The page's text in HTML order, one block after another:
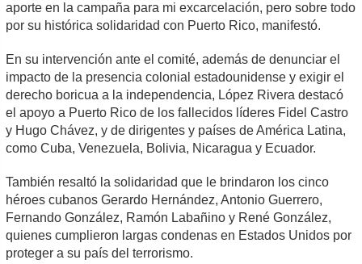
aporte en la campaña para mi excarcelación, pero sobre todo
por su histórica solidaridad con Puerto Rico, manifestó.
En su intervención ante el comité, además de denunciar el
impacto de la presencia colonial estadounidense y exigir el
derecho boricua a la independencia, López Rivera destacó
el apoyo a Puerto Rico de los fallecidos líderes Fidel Castro
y Hugo Chávez, y de dirigentes y países de América Latina,
como Cuba, Venezuela, Bolivia, Nicaragua y Ecuador.
También resaltó la solidaridad que le brindaron los cinco
héroes cubanos Gerardo Hernández, Antonio Guerrero,
Fernando González, Ramón Labañino y René González,
quienes cumplieron largas condenas en Estados Unidos por
proteger a su país del terrorismo.